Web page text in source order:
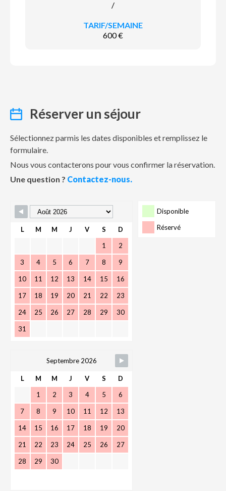
/
600 €
Réserver un séjour
Sélectionnez parmis les dates disponibles et remplissez le
formulaire.
Nous vous contacterons pour vous confirmer la réservation.
Une question ? Contactez-nous.
Disponible
Réservé
L M M J V S
D
1
2
3 4 5 6 7 8 9
10 11 12 13 14 15 16
17 18 19 20 21 22 23
24 25 26 27 28 29 30
31
Septembre 2026
L M M J V S
D
1
2 3 4 5 6
7 8 9 10 11 12 13
14 15 16 17 18 19 20
21 22 23 24 25 26 27
28 29 30